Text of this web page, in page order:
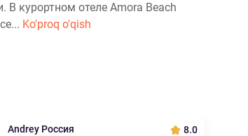
В курортном отеле Amora Beach
Ko'proq o'qish
Andrey Россия 8.0